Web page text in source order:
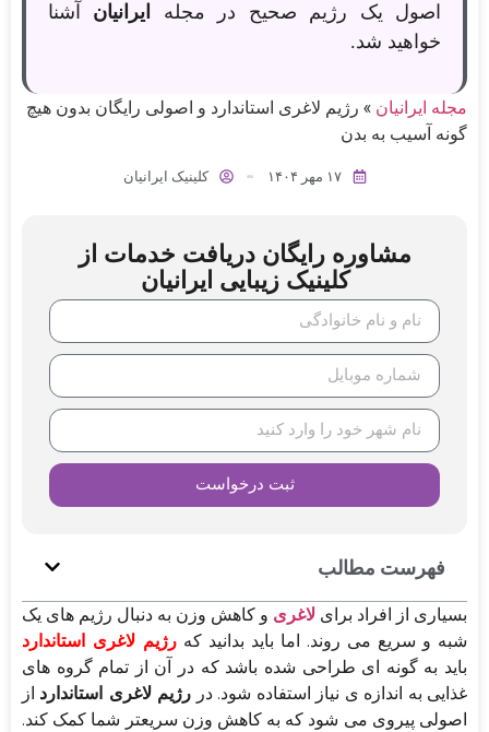
اصول یک رژیم صحیح در مجله
ایرانیان آشنا
خواهید شد.
مجله ایرانیان » رژیم لاغری استاندارد و اصولی رایگان بدون هیچ
گونه آسیب به بدن
۱۷ مهر ۱۴۰۴ کلینیک ایرانیان
مشاوره رایگان دریافت خدمات از
کلینیک زیبایی ایرانیان
ثبت درخواست
فهرست مطالب
بسیاری از افراد برای لاغری و کاهش وزن به دنبال رژیم های یک
شبه و سریع می روند. اما باید بدانید که رژیم لاغری استاندارد
باید به گونه ای طراحی شده باشد که در آن از تمام گروه های
غذایی به اندازه ی نیاز استفاده شود. در رژیم لاغری استاندارد از
اصولی پیروی می شود که به کاهش وزن سریعتر شما کمک کند.